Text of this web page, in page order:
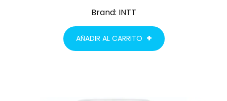
Brand: INTT
AÑADIR AL CARRITO